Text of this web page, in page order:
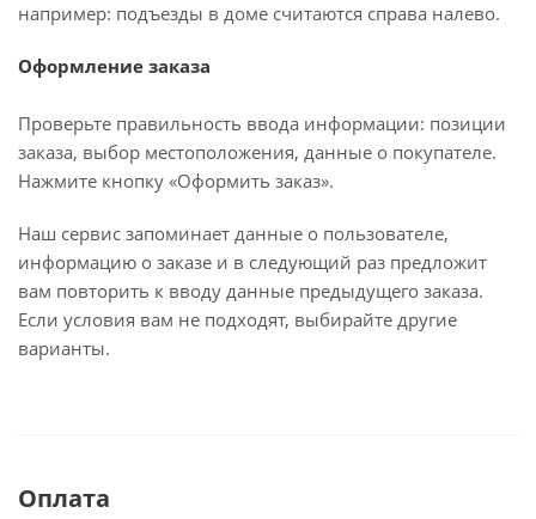
например: подъезды в доме считаются справа налево.
Оформление заказа
Проверьте правильность ввода информации: позиции
заказа, выбор местоположения, данные о покупателе.
Нажмите кнопку «Оформить заказ».
Наш сервис запоминает данные о пользователе,
информацию о заказе и в следующий раз предложит
вам повторить к вводу данные предыдущего заказа.
Если условия вам не подходят, выбирайте другие
варианты.
Оплата